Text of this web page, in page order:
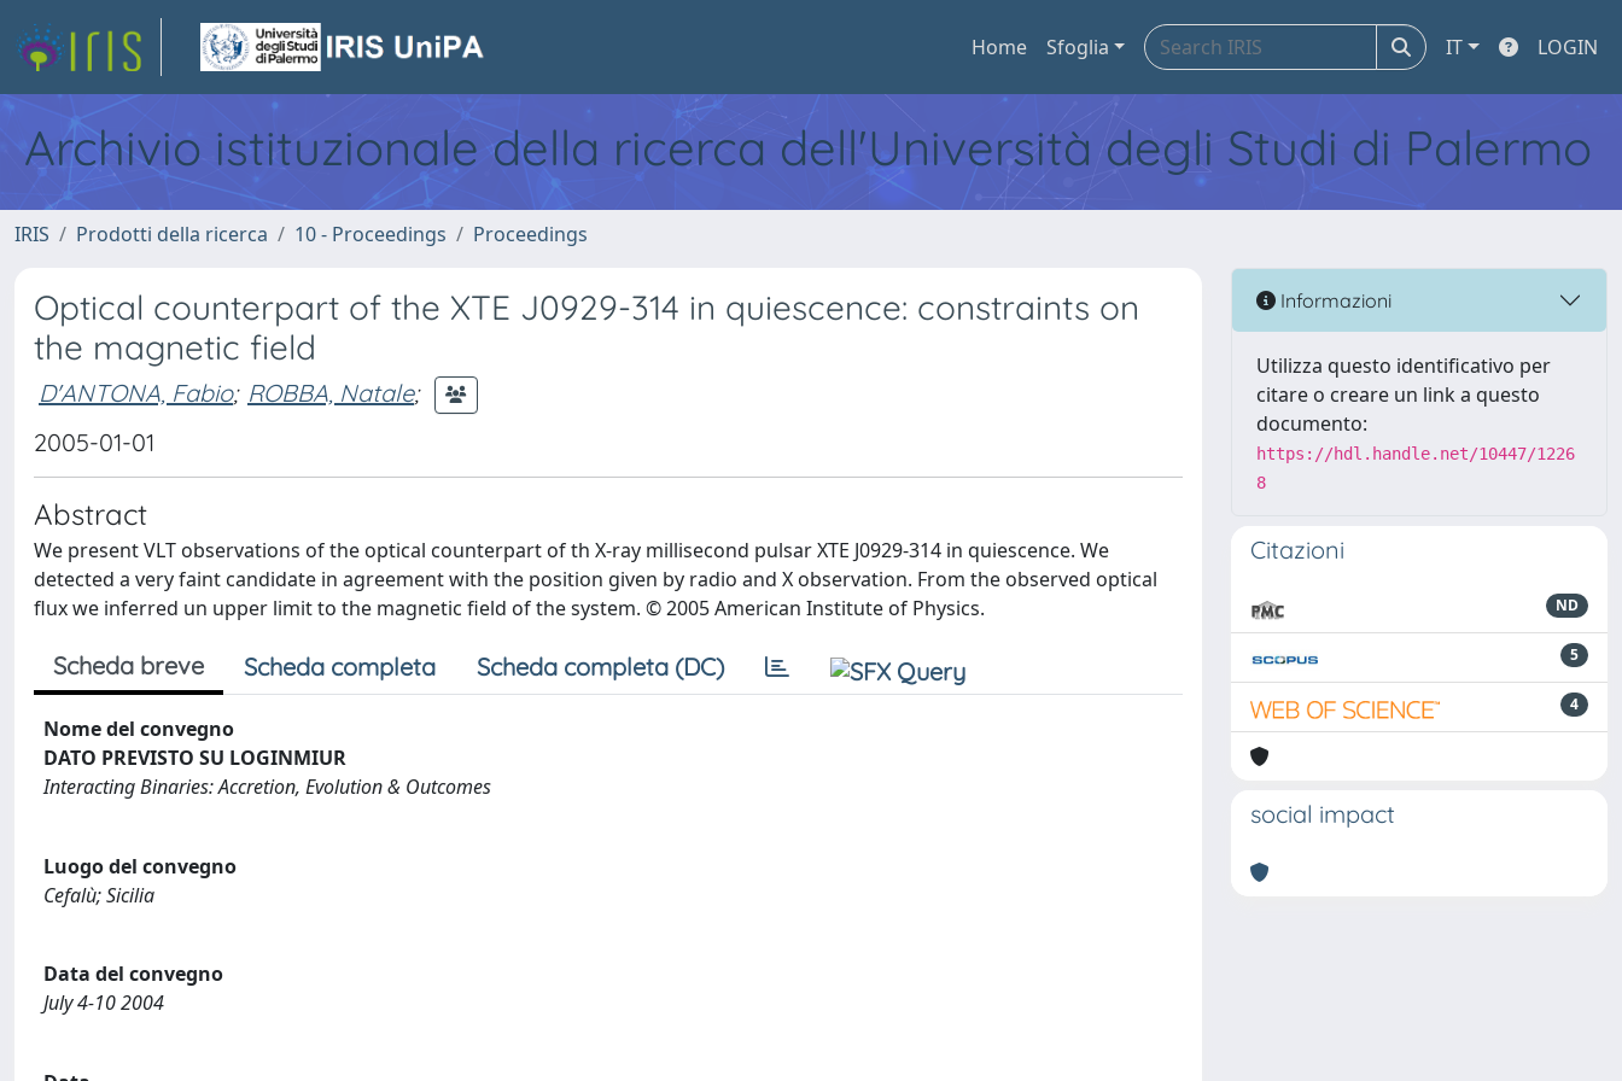
Home Sfoglia IT LOGIN
Archivio istituzionale della ricerca dell'Università degli Studi di Palermo
IRIS Prodotti della ricerca 10 - Proceedings Proceedings
Optical counterpart of the XTE J0929-314 in quiescence: constraints on
the magnetic field
D'ANTONA, Fabio; ROBBA, Natale;
2005-01-01
Abstract
We present VLT observations of the optical counterpart of th X-ray millisecond pulsar XTE J0929-314 in quiescence. We
detected a very faint candidate in agreement with the position given by radio and X observation. From the observed optical
flux we inferred un upper limit to the magnetic field of the system. © 2005 American Institute of Physics.
Scheda breve Scheda completa Scheda completa (DC)
Nome del convegno
DATO PREVISTO SU LOGINMIUR
Interacting Binaries: Accretion, Evolution & Outcomes
Luogo del convegno
Cefalù; Sicilia
Data del convegno
July 4-10 2004
Informazioni
Utilizza questo identificativo per
citare o creare un link a questo
documento:
https://hdl.handle.net/10447/1226
8
Citazioni
ND
5
4
social impact